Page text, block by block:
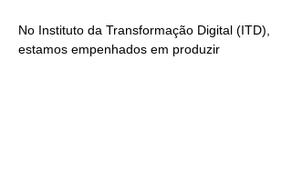
No Instituto da Transformação Digital (ITD),
estamos empenhados em produzir